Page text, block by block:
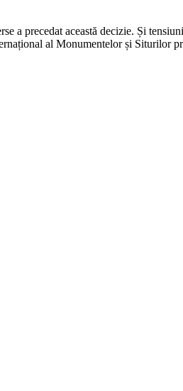
precedat această decizie. Și
al Monumentelor și